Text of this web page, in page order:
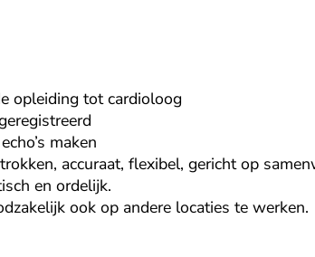
opleiding tot cardioloog
maken
accuraat, flexibel, gericht op
en ordelijk.
ook op andere locaties te werken.